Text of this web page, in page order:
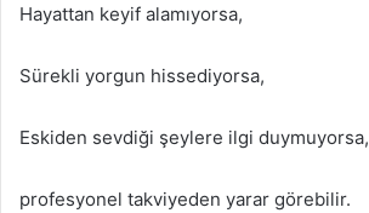
Hayattan keyif alamıyorsa,
Sürekli yorgun hissediyorsa,
Eskiden sevdiği şeylere ilgi duymuyorsa,
profesyonel takviyeden yarar görebilir.